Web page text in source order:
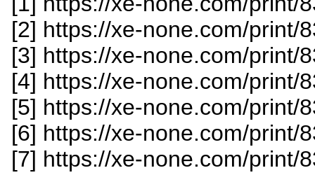
[2] https://xe-none.com/print/
[3] https://xe-none.com/print/
[4] https://xe-none.com/print/
[5] https://xe-none.com/print/
[6] https://xe-none.com/print/
[7] https://xe-none.com/print/